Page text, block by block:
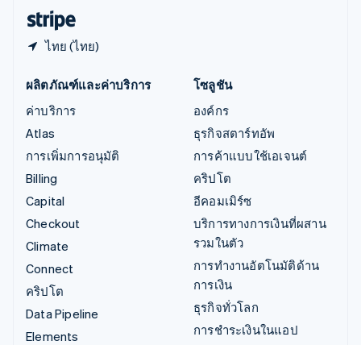
ไทย (ไทย)
ผลิตภัณฑ์และค่าบริการ
ค่าบริการ
Atlas
การเพิ่มการอนุมัติ
Billing
Capital
Checkout
Climate
Connect
คริปโต
Data Pipeline
Elements
โซลูชัน
องค์กร
ธุรกิจสตาร์ทอัพ
การค้าแบบใช้เอเจนต์
คริปโต
อีคอมเมิร์ซ
บริการทางการเงินที่ผสาน
รวมในตัว
การทำงานอัตโนมัติด้าน
การเงิน
ธุรกิจทั่วโลก
การชำระเงินในแอป